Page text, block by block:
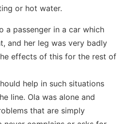
or hot water.
a passenger in a car which
and her leg was very badly
effects of this for the rest of
help in such situations
line. Ola was alone and
that are simply